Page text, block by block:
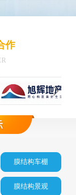
作
膜结构车棚
膜结构景观